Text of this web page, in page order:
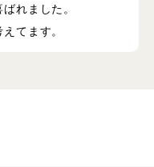
れました。
てます。